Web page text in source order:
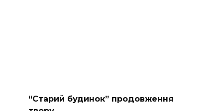
“Старий будинок” продовження